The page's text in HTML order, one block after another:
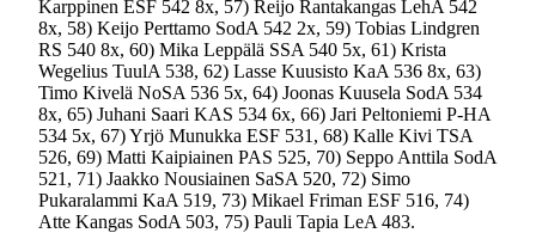
Karppinen ESF 542 8x, 57) Reijo Rantakangas LehA 542
8x, 58) Keijo Perttamo SodA 542 2x, 59) Tobias Lindgren
RS 540 8x, 60) Mika Leppälä SSA 540 5x, 61) Krista
Wegelius TuulA 538, 62) Lasse Kuusisto KaA 536 8x, 63)
Timo Kivelä NoSA 536 5x, 64) Joonas Kuusela SodA 534
8x, 65) Juhani Saari KAS 534 6x, 66) Jari Peltoniemi P-HA
534 5x, 67) Yrjö Munukka ESF 531, 68) Kalle Kivi TSA
526, 69) Matti Kaipiainen PAS 525, 70) Seppo Anttila SodA
521, 71) Jaakko Nousiainen SaSA 520, 72) Simo
Pukaralammi KaA 519, 73) Mikael Friman ESF 516, 74)
Atte Kangas SodA 503, 75) Pauli Tapia LeA 483.